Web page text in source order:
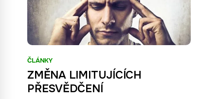
ČLÁNKY
ZMĚNA LIMITUJÍCÍCH
PŘESVĚDČENÍ